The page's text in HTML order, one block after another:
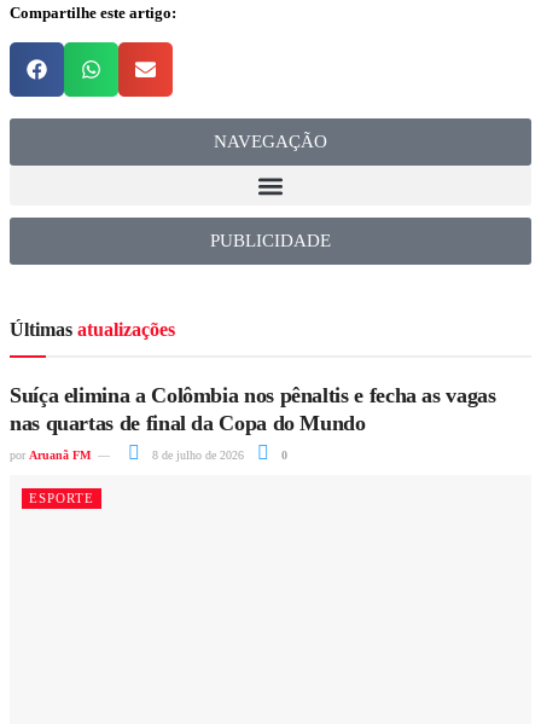
Compartilhe este artigo:
NAVEGAÇÃO
PUBLICIDADE
Últimas atualizações
Suíça elimina a Colômbia nos pênaltis e fecha as vagas
nas quartas de final da Copa do Mundo
por Aruanã FM 8 de julho de 2026 0
ESPORTE